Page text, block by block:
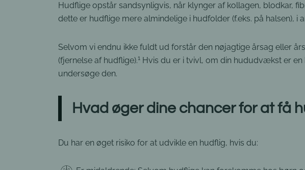
Hudflige opstår sandsynligvis, når klynger af kollagen, blodkar,
dette er hudflige mere almindelige i hudfolder (f.eks. på halsen),
Selvom vi endnu ikke fuldt ud forstår den nøjagtige årsag eller
(fjernelse af hudflige).1 Hvis du er i tvivl, om din hududvækst er
undersøge den.
Hvad øger dine chancer for at få
Du har en øget risiko for at udvikle en hudflig, hvis du: